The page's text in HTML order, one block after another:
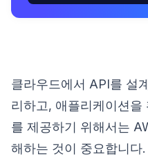
클라우드에서 API를 설
리하고, 애플리케이션을
를 제공하기 위해서는
해하는 것이 중요합니다